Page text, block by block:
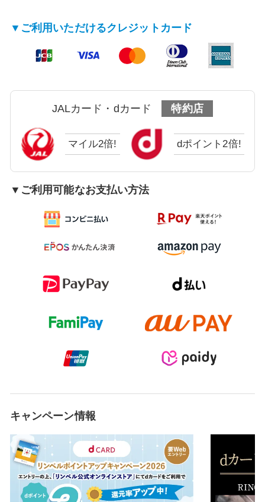
▼ご利用いただけるクレジットカード
JALカード・dカード 特約店
マイル2倍! dポイント2倍!
▼ご利用可能なお支払い方法
キャンペーン情報